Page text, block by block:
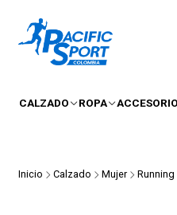
CALZADO ROPA
Inicio Calzado Mujer Running